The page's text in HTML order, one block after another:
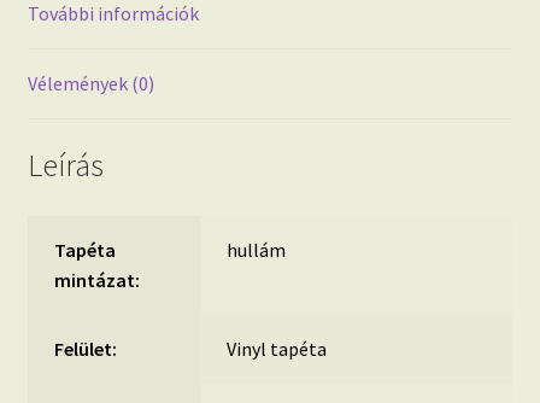
További információk
Vélemények (0)
Leírás
Tapéta
mintázat:
hullám
Felület: Vinyl tapéta